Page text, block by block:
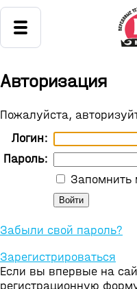
Авторизация
Пожалуйста,
Логин:
Пароль:
Запомнить
Забыли свой пароль?
Зарегистрироваться
Если вы впервые на
регистрационную